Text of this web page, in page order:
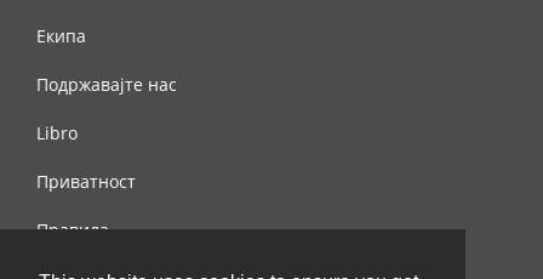
Екипа
Подржавајте нас
Libro
Приватност
Правила